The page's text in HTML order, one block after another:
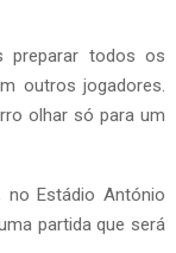
preparar todos os
outros jogadores.
olhar só para um
no Estádio António
partida que será